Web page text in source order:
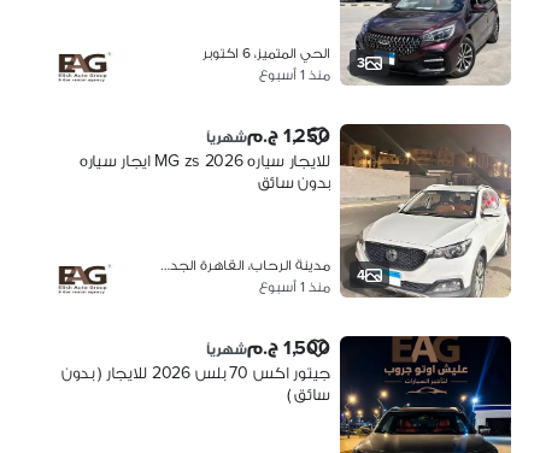
3
الحي المتميز، 6 اكتوبر
منذ 1 أسبوع
4
1,250 ج.م شهرياً
للايجار سياره MG zs 2026 ايجار سياره
بدون سائق
مدينة الرحاب، القاهرة الجديدة
منذ 1 أسبوع
1,500 ج.م شهرياً
جيتور اكس 70 بلس 2026 للايجار ( بدون
سائق )